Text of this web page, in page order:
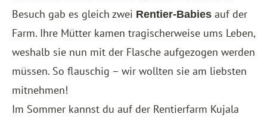
Besuch gab es gleich zwei Rentier-Babies auf der
Farm. Ihre Mütter kamen tragischerweise ums Leben,
weshalb sie nun mit der Flasche aufgezogen werden
müssen. So flauschig – wir wollten sie am liebsten
mitnehmen!
Im Sommer kannst du auf der Rentierfarm Kujala